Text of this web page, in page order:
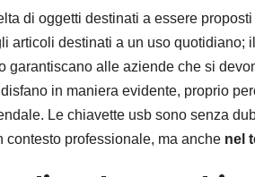
di oggetti destinati a essere
articoli destinati a un uso
garantiscano alle aziende che si
in maniera evidente, proprio
Le chiavette usb sono senza
contesto professionale, ma anche nel